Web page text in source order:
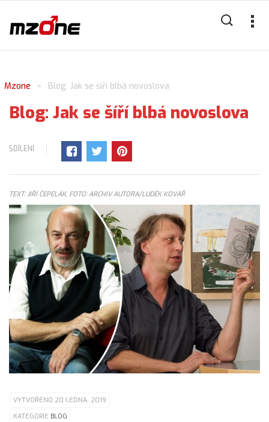
Mzone > Blog: Jak se šíří blbá novoslova
Blog: Jak se šíří blbá novoslova
SDÍLENÍ
TEXT: JIŘÍ ČEPELÁK, FOTO: ARCHIV AUTORA/LUDĚK KOVÁŘ
VYTVOŘENO 20 LEDNA, 2019
KATEGORIE BLOG